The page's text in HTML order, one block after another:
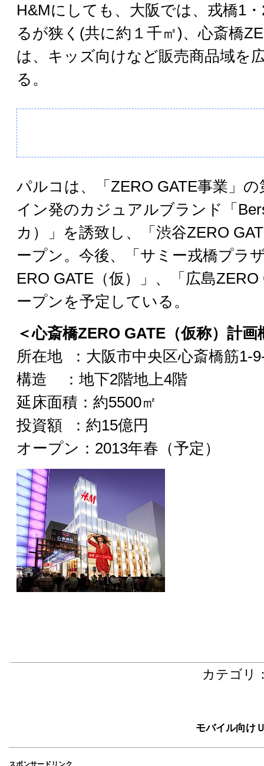
H&Mにしても、大阪では、戎橋1
るが狭く(共に約１千㎡)、心斎橋
は、キッズ向けなど販売商品域を
る。
パルコは、「ZERO GATE事業」
イン発のカジュアルブランド「
カ）」を誘致し、「渋谷ZERO
ープン。今後、「サミー戎橋プラ
ERO GATE（仮）」、「広島
ープンを予定している。
＜心斎橋ZERO GATE（仮称）計画
所在地 ：大阪市中央区心斎橋筋1-
構造 ：地下2階地上4階
延床面積：約5500㎡
投資額 ：約15億円
オープン：2013年春（予定）
カテゴリ
モバイル向け
スポンサードリンク